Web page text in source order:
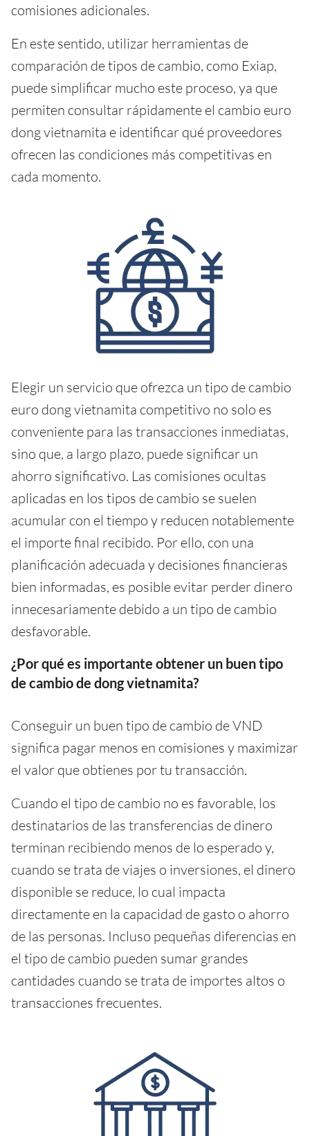
comisiones adicionales.
En este sentido, utilizar herramientas de
comparación de tipos de cambio, como Exiap,
puede simplificar mucho este proceso, ya que
permiten consultar rápidamente el cambio euro
dong vietnamita e identificar qué proveedores
ofrecen las condiciones más competitivas en
cada momento.
Elegir un servicio que ofrezca un tipo de cambio
euro dong vietnamita competitivo no solo es
conveniente para las transacciones inmediatas,
sino que, a largo plazo, puede significar un
ahorro significativo. Las comisiones ocultas
aplicadas en los tipos de cambio se suelen
acumular con el tiempo y reducen notablemente
el importe final recibido. Por ello, con una
planificación adecuada y decisiones financieras
bien informadas, es posible evitar perder dinero
innecesariamente debido a un tipo de cambio
desfavorable.
¿Por qué es importante obtener un buen tipo
de cambio de dong vietnamita?
Conseguir un buen tipo de cambio de VND
significa pagar menos en comisiones y maximizar
el valor que obtienes por tu transacción.
Cuando el tipo de cambio no es favorable, los
destinatarios de las transferencias de dinero
terminan recibiendo menos de lo esperado y,
cuando se trata de viajes o inversiones, el dinero
disponible se reduce, lo cual impacta
directamente en la capacidad de gasto o ahorro
de las personas. Incluso pequeñas diferencias en
el tipo de cambio pueden sumar grandes
cantidades cuando se trata de importes altos o
transacciones frecuentes.